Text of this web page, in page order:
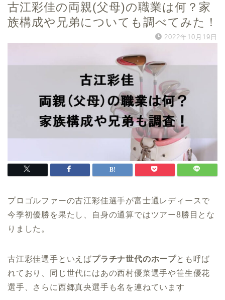
古江彩佳の両親(父母)の職業は何？家
族構成や兄弟についても調べてみた！
2022年10月19日
プロゴルファーの古江彩佳選手が富士通レディースで
今季初優勝を果たし、自身の通算ではツアー8勝目とな
りました。
古江彩佳選手といえばプラチナ世代のホープとも呼ば
れており、同じ世代にはあの西村優菜選手や笹生優花
選手、さらに西郷真央選手も名を連ねています